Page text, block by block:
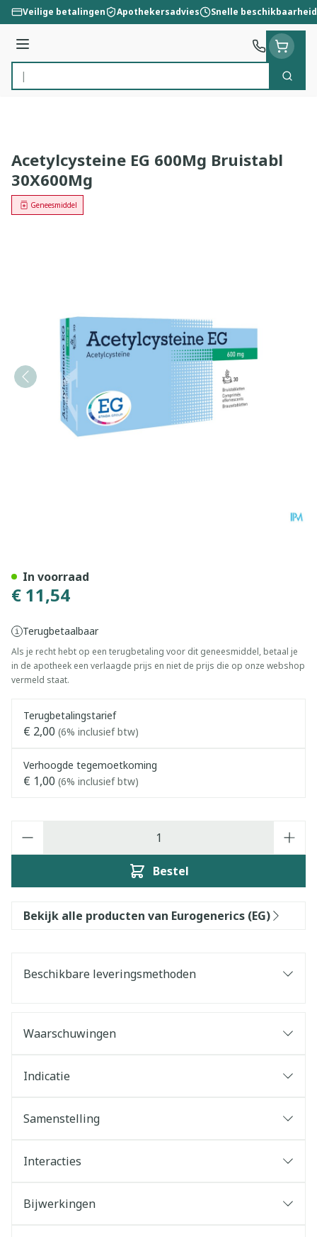
Ga naar de inhoud
Veilige betalingen Apothekersadvies Snelle beschikbaarheid
Menu
Product, merk, categorie...
Zoek
Acetylcysteine EG 600Mg Bruistabl
30X600Mg
Geneesmiddel
€ 11,54
Terugbetaalbaar
Als je recht hebt op een terugbetaling voor dit geneesmiddel, betaal je
in de apotheek een verlaagde prijs en niet de prijs die op onze webshop
vermeld staat.
Terugbetalingstarief
€ 2,00 (6% inclusief btw)
Verhoogde tegemoetkoming
€ 1,00 (6% inclusief btw)
Bestel
In voorraad
Bekijk alle producten van Eurogenerics (EG)
Beschikbare leveringsmethoden
Waarschuwingen
Indicatie
Samenstelling
Interacties
Bijwerkingen